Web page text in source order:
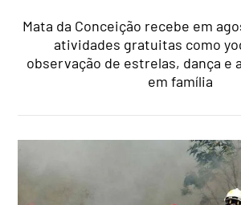
Mata da Conceição recebe em
atividades gratuitas como
observação de estrelas, dança e
em família